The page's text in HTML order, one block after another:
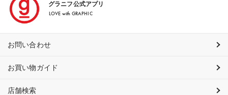
グラニフ公式アプリ
LOVE with GRAPHIC
お問い合わせ
お買い物ガイド
店舗検索